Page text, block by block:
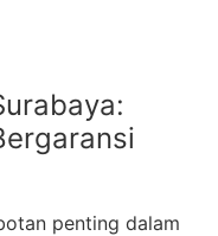
penting dalam